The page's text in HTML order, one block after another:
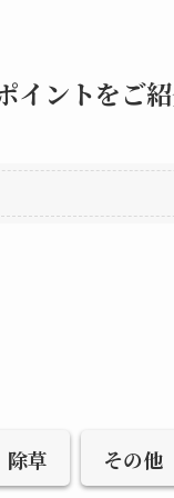
イントをご
除草 その他